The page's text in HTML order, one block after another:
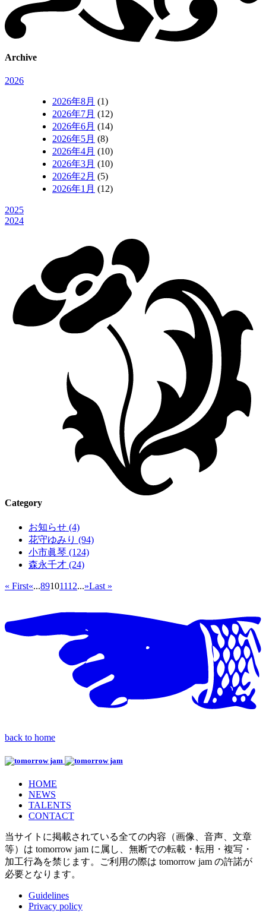
Archive
2026
2026年8月 (1)
2026年7月 (12)
2026年6月 (14)
2026年5月 (8)
2026年4月 (10)
2026年3月 (10)
2026年2月 (5)
2026年1月 (12)
2025
2024
Category
お知らせ (4)
花守ゆみり (94)
小市眞琴 (124)
森永千才 (24)
« First«...89101112...»Last »
back to home
HOME
NEWS
TALENTS
CONTACT
当サイトに掲載されている全ての内容（画像、音声、文章
等）は tomorrow jam に属し、無断での転載・転用・複写・
加工行為を禁じます。
ご利用の際は tomorrow jam の許諾が
必要となります。
Guidelines
Privacy policy